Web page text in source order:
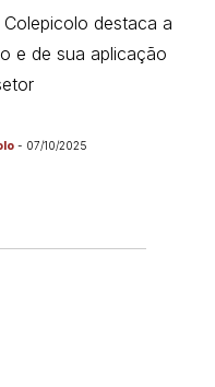
destaca a
e de sua aplicação
- 07/10/2025